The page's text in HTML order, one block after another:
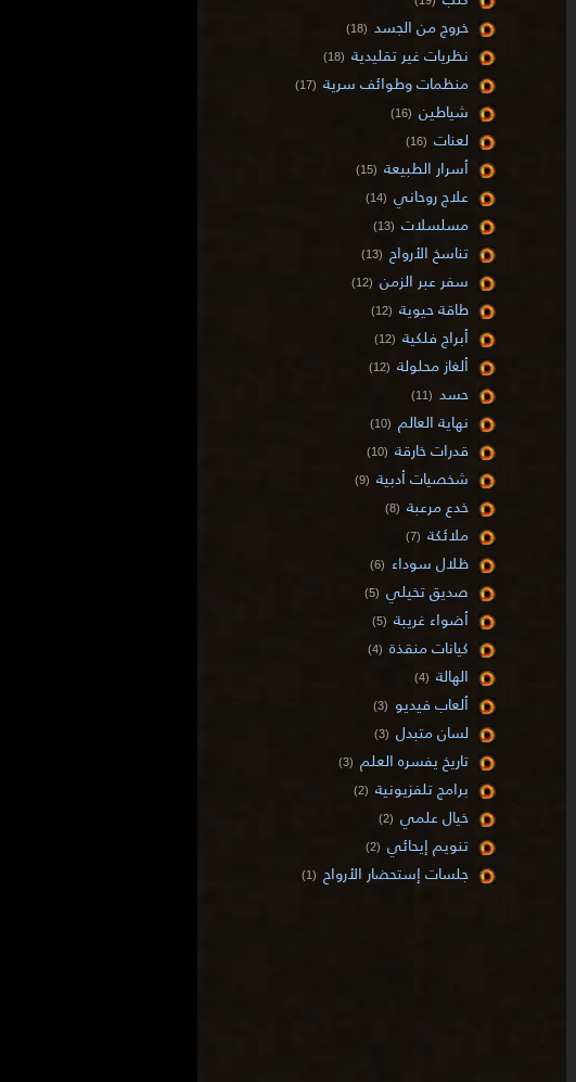
خروج من الجسد (18)
نظريات غير تقليدية (18)
منظمات وطوائف سرية (17)
شياطين (16)
لعنات (16)
أسرار الطبيعة (15)
علاج روحاني (14)
مسلسلات (13)
تناسخ الأرواح (13)
سفر عبر الزمن (12)
طاقة حيوية (12)
أبراج فلكية (12)
ألغاز محلولة (12)
حسد (11)
نهاية العالم (10)
قدرات خارقة (10)
شخصيات أدبية (9)
خدع مرعبة (8)
ملائكة (7)
ظلال سوداء (6)
صديق تخيلي (5)
أضواء غريبة (5)
كيانات منقذة (4)
الهالة (4)
ألعاب فيديو (3)
لسان متبدل (3)
تاريخ يفسره العلم (3)
برامج تلفزيونية (2)
خيال علمي (2)
تنويم إيحائي (2)
جلسات إستحضار الأرواح (1)